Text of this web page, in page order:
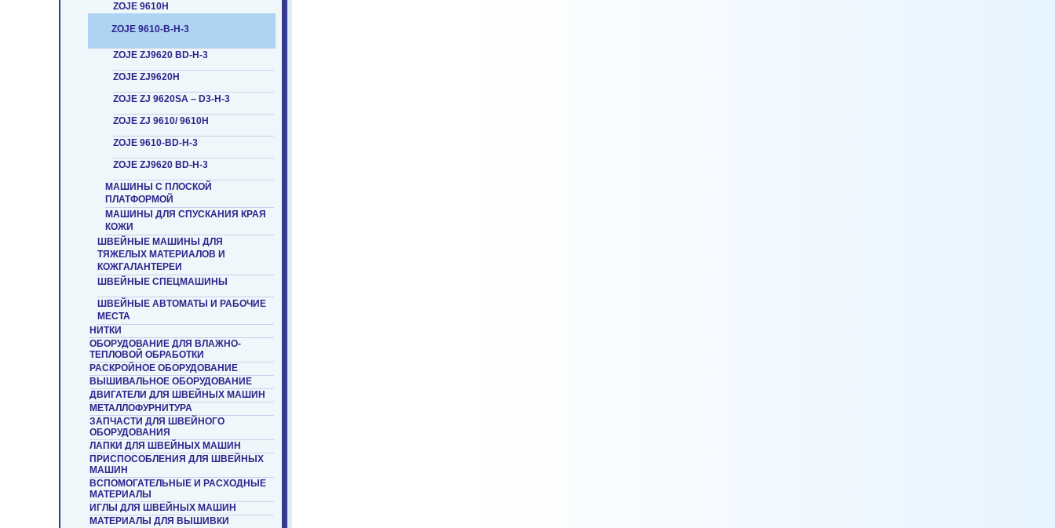
ZOJE 9610H
ZOJE 9610-B-H-3
ZOJE ZJ9620 BD-H-3
ZOJE ZJ9620H
ZOJE ZJ 9620SA – D3-Н-3
ZOJE ZJ 9610/ 9610H
ZOJE 9610-BD-H-3
ZOJE ZJ9620 BD-H-3
МАШИНЫ С ПЛОСКОЙ
ПЛАТФОРМОЙ
МАШИНЫ ДЛЯ СПУСКАНИЯ КРАЯ
КОЖИ
ШВЕЙНЫЕ МАШИНЫ ДЛЯ
ТЯЖЕЛЫХ МАТЕРИАЛОВ И
КОЖГАЛАНТЕРЕИ
ШВЕЙНЫЕ СПЕЦМАШИНЫ
ШВЕЙНЫЕ АВТОМАТЫ И РАБОЧИЕ
МЕСТА
НИТКИ
ОБОРУДОВАНИЕ ДЛЯ ВЛАЖНО-
ТЕПЛОВОЙ ОБРАБОТКИ
РАСКРОЙНОЕ ОБОРУДОВАНИЕ
ВЫШИВАЛЬНОЕ ОБОРУДОВАНИЕ
ДВИГАТЕЛИ ДЛЯ ШВЕЙНЫХ МАШИН
МЕТАЛЛОФУРНИТУРА
ЗАПЧАСТИ ДЛЯ ШВЕЙНОГО
ОБОРУДОВАНИЯ
ЛАПКИ ДЛЯ ШВЕЙНЫХ МАШИН
ПРИСПОСОБЛЕНИЯ ДЛЯ ШВЕЙНЫХ
МАШИН
ВСПОМОГАТЕЛЬНЫЕ И РАСХОДНЫЕ
МАТЕРИАЛЫ
ИГЛЫ ДЛЯ ШВЕЙНЫХ МАШИН
МАТЕРИАЛЫ ДЛЯ ВЫШИВКИ